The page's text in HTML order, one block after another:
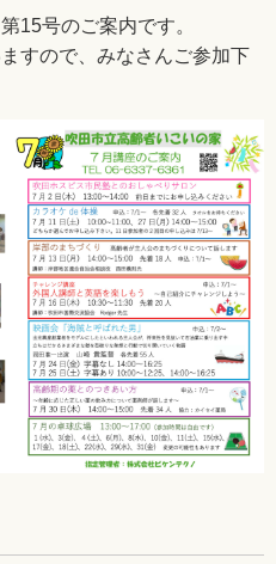
15号のご案内です。
すので、みなさんご参加下